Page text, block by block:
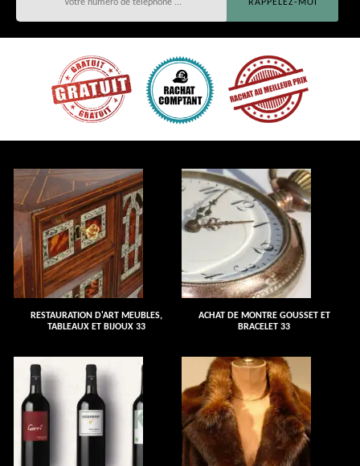
RESTAURATION D'ART MEUBLES,
TABLEAUX ET BIJOUX 33
ACHAT DE MONTRE GOUSSET ET
BRACELET 33